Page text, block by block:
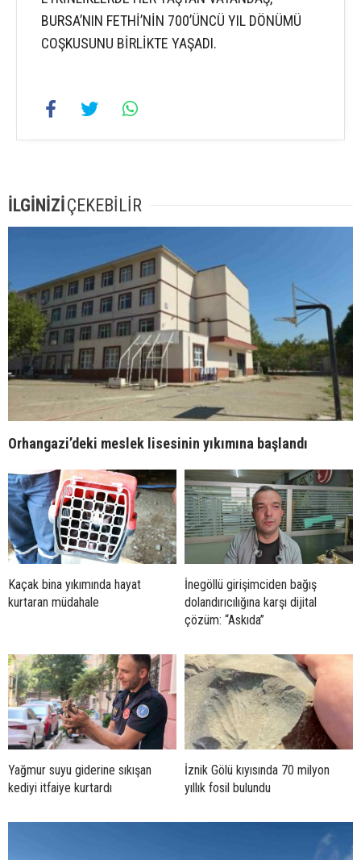
BURSA’NIN FETHİ’NİN 700’ÜNCÜ YIL DÖNÜMÜ
COŞKUSUNU BİRLİKTE YAŞADI.
İLGİNİZİÇEKEBİLİR
Orhangazi’deki meslek lisesinin yıkımına başlandı
Kaçak bina yıkımında hayat
kurtaran müdahale
İnegöllü girişimciden bağış
dolandırıcılığına karşı dijital
çözüm: “Askıda”
Yağmur suyu giderine sıkışan
kediyi itfaiye kurtardı
İznik Gölü kıyısında 70 milyon
yıllık fosil bulundu